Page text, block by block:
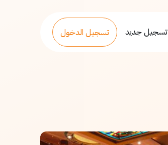
تسجيل جديد تسجيل الدخول